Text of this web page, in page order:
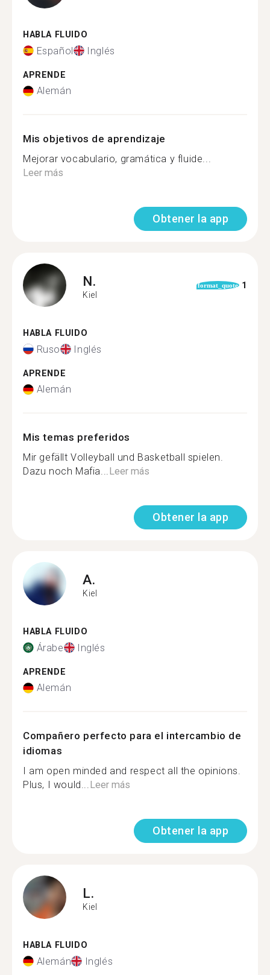
HABLA FLUIDO
Español Inglés
APRENDE
Alemán
Mis objetivos de aprendizaje
Mejorar vocabulario, gramática y fluide...
Leer más
Obtener la app
N.
Kiel
format_quote 1
HABLA FLUIDO
Ruso Inglés
APRENDE
Alemán
Mis temas preferidos
Mir gefällt Volleyball und Basketball spielen.
Dazu noch Mafia...Leer más
Obtener la app
A.
Kiel
HABLA FLUIDO
Árabe Inglés
APRENDE
Alemán
Compañero perfecto para el intercambio de
idiomas
I am open minded and respect all the opinions.
Plus, I would...Leer más
Obtener la app
L.
Kiel
HABLA FLUIDO
Alemán Inglés